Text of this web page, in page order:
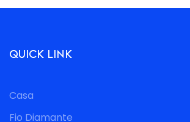
QUICK LINK
Casa
Fio Diamante